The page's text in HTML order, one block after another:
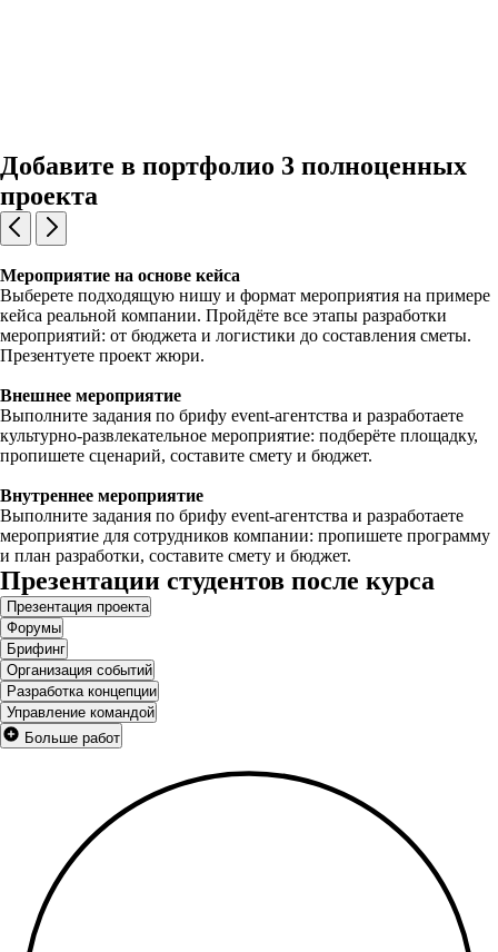
Добавите в портфолио 3 полноценных
проекта
Мероприятие на основе кейса
Выберете подходящую нишу и формат мероприятия на примере
кейса реальной компании. Пройдёте все этапы разработки
мероприятий: от бюджета и логистики до составления сметы.
Презентуете проект жюри.
Внешнее мероприятие
Выполните задания по брифу event-агентства и разработаете
культурно-развлекательное мероприятие: подберёте площадку,
пропишете сценарий, составите смету и бюджет.
Внутреннее мероприятие
Выполните задания по брифу event-агентства и разработаете
мероприятие для сотрудников компании: пропишете программу
и план разработки, составите смету и бюджет.
Презентации студентов после курса
Презентация проекта
Форумы
Брифинг
Организация событий
Разработка концепции
Управление командой
Больше работ